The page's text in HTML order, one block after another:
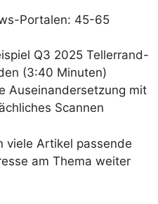
Portalen: 45-65
Q3 2025 Tellerrand-
(3:40 Minuten)
Auseinandersetzung mit
Scannen
viele Artikel passende
am Thema weiter